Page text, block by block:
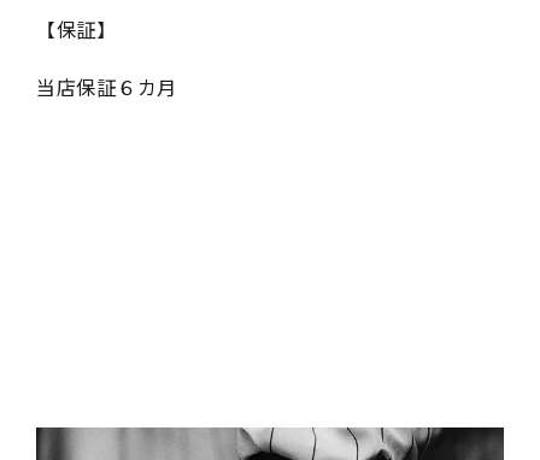
【保証】
当店保証６カ月